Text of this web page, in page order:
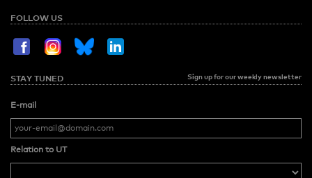
FOLLOW US
STAY TUNED Sign up for our weekly newsletter
E-mail
Relation to UT